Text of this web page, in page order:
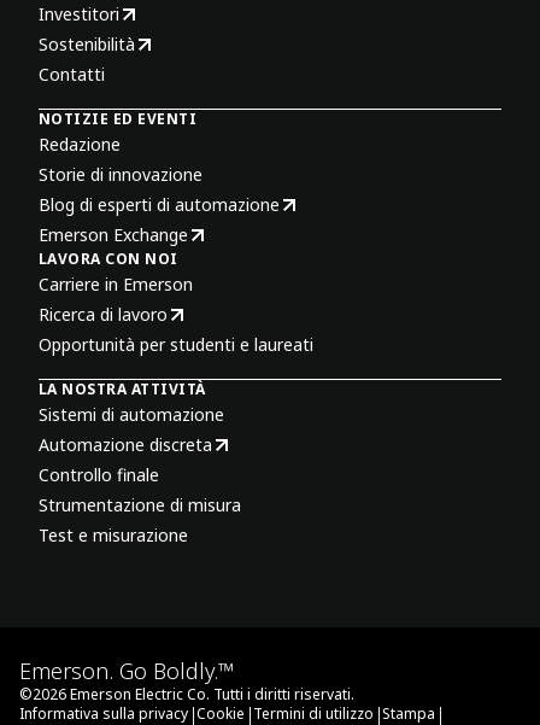
Investitori
Sostenibilità
Contatti
NOTIZIE ED EVENTI
Redazione
Storie di innovazione
Blog di esperti di automazione
Emerson Exchange
LAVORA CON NOI
Carriere in Emerson
Ricerca di lavoro
Opportunità per studenti e laureati
LA NOSTRA ATTIVITÀ
Sistemi di automazione
Automazione discreta
Controllo finale
Strumentazione di misura
Test e misurazione
Emerson. Go Boldly.™
©2026Emerson Electric Co. Tutti i diritti riservati.
Informativa sulla privacy |Cookie |Termini di utilizzo |Stampa |